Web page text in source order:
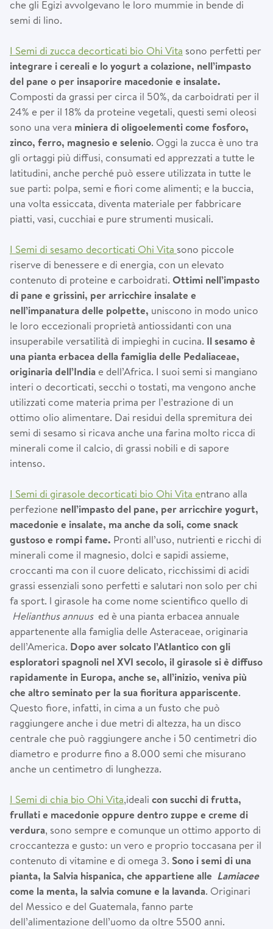
che gli Egizi avvolgevano le loro mummie in bende di
semi di lino.
I Semi di zucca decorticati bio Ohi Vita sono perfetti per
integrare i cereali e lo yogurt a colazione, nell’impasto
del pane o per insaporire macedonie e insalate.
Composti da grassi per circa il 50%, da carboidrati per il
24% e per il 18% da proteine vegetali, questi semi oleosi
sono una vera miniera di oligoelementi come fosforo,
zinco, ferro, magnesio e selenio. Oggi la zucca è uno tra
gli ortaggi più diffusi, consumati ed apprezzati a tutte le
latitudini, anche perché può essere utilizzata in tutte le
sue parti: polpa, semi e fiori come alimenti; e la buccia,
una volta essiccata, diventa materiale per fabbricare
piatti, vasi, cucchiai e pure strumenti musicali.
I Semi di sesamo decorticati Ohi Vita sono piccole
riserve di benessere e di energia, con un elevato
contenuto di proteine e carboidrati. Ottimi nell’impasto
di pane e grissini, per arricchire insalate e
nell’impanatura delle polpette, uniscono in modo unico
le loro eccezionali proprietà antiossidanti con una
insuperabile versatilità di impieghi in cucina. Il sesamo è
una pianta erbacea della famiglia delle Pedaliaceae,
originaria dell’India e dell’Africa. I suoi semi si mangiano
interi o decorticati, secchi o tostati, ma vengono anche
utilizzati come materia prima per l’estrazione di un
ottimo olio alimentare. Dai residui della spremitura dei
semi di sesamo si ricava anche una farina molto ricca di
minerali come il calcio, di grassi nobili e di sapore
intenso.
I Semi di girasole decorticati bio Ohi Vita entrano alla
perfezione nell’impasto del pane, per arricchire yogurt,
macedonie e insalate, ma anche da soli, come snack
gustoso e rompi fame. Pronti all’uso, nutrienti e ricchi di
minerali come il magnesio, dolci e sapidi assieme,
croccanti ma con il cuore delicato, ricchissimi di acidi
grassi essenziali sono perfetti e salutari non solo per chi
fa sport. l girasole ha come nome scientifico quello di
Helianthus annuus ed è una pianta erbacea annuale
appartenente alla famiglia delle Asteraceae, originaria
dell’America. Dopo aver solcato l’Atlantico con gli
esploratori spagnoli nel XVI secolo, il girasole si è diffuso
rapidamente in Europa, anche se, all’inizio, veniva più
che altro seminato per la sua fioritura appariscente.
Questo fiore, infatti, in cima a un fusto che può
raggiungere anche i due metri di altezza, ha un disco
centrale che può raggiungere anche i 50 centimetri dio
diametro e produrre fino a 8.000 semi che misurano
anche un centimetro di lunghezza.
I Semi di chia bio Ohi Vita,ideali con succhi di frutta,
frullati e macedonie oppure dentro zuppe e creme di
verdura, sono sempre e comunque un ottimo apporto di
croccantezza e gusto: un vero e proprio toccasana per il
contenuto di vitamine e di omega 3. Sono i semi di una
pianta, la Salvia hispanica, che appartiene alle Lamiacee
come la menta, la salvia comune e la lavanda. Originari
del Messico e del Guatemala, fanno parte
dell’alimentazione dell’uomo da oltre 5500 anni.